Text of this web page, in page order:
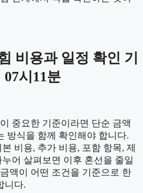
비용과 일정 확인 기
07시11분
중요한 기준이라면 단순 금액
방식을 함께 확인해야 합니다.
비용, 추가 비용, 포함 항목, 제
어 살펴보면 이후 혼선을 줄일
액이 어떤 조건을 기준으로 한
니다.